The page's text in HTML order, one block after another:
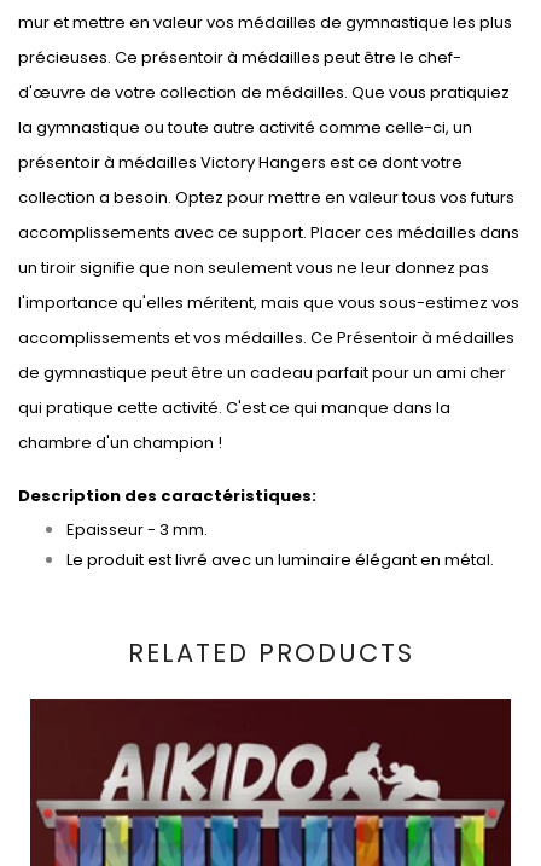
mur et mettre en valeur vos médailles de gymnastique les plus
précieuses. Ce présentoir à médailles peut être le chef-
d'œuvre de votre collection de médailles. Que vous pratiquiez
la gymnastique ou toute autre activité comme celle-ci, un
présentoir à médailles Victory Hangers est ce dont votre
collection a besoin. Optez pour mettre en valeur tous vos futurs
accomplissements avec ce support. Placer ces médailles dans
un tiroir signifie que non seulement vous ne leur donnez pas
l'importance qu'elles méritent, mais que vous sous-estimez vos
accomplissements et vos médailles. Ce Présentoir à médailles
de gymnastique peut être un cadeau parfait pour un ami cher
qui pratique cette activité. C'est ce qui manque dans la
chambre d'un champion !
Description des caractéristiques:
Epaisseur - 3 mm.
Le produit est livré avec un luminaire élégant en métal.
RELATED PRODUCTS